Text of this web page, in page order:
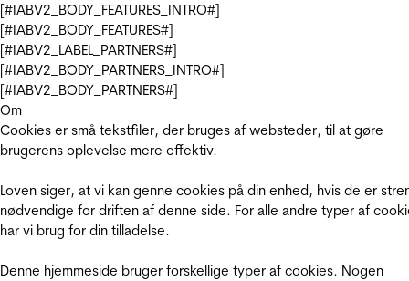
[#IABV2_BODY_FEATURES_INTRO#]
[#IABV2_BODY_FEATURES#]
[#IABV2_LABEL_PARTNERS#]
[#IABV2_BODY_PARTNERS_INTRO#]
[#IABV2_BODY_PARTNERS#]
Om
Cookies er små tekstfiler, der bruges af websteder, til at gøre
brugerens oplevelse mere effektiv.
Loven siger, at vi kan genne cookies på din enhed, hvis de er
nødvendige for driften af denne side. For alle andre typer af
har vi brug for din tilladelse.
Denne hjemmeside bruger forskellige typer af cookies. Nogen